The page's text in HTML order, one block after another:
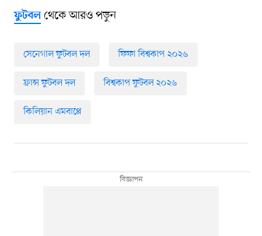
ফুটবলথেকে আরও পড়ুন
সেনেগাল ফুটবল দল ফিফা বিশ্বকাপ ২০২৬
ফ্রান্স ফুটবল দল বিশ্বকাপ ফুটবল ২০২৬
কিলিয়ান এমবাপ্পে